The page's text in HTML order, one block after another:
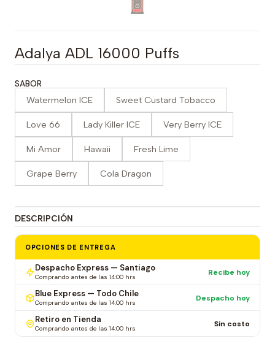
Adalya ADL 16000 Puffs
SABOR
Watermelon ICE Sweet Custard Tobacco
Love 66 Lady Killer ICE Very Berry ICE
Mi Amor Hawaii Fresh Lime
Grape Berry Cola Dragon
DESCRIPCIÓN
OPCIONES DE ENTREGA
Despacho Express — Santiago
Comprando antes de las 14:00 hrs Recibe hoy
Blue Express — Todo Chile
Comprando antes de las 14:00 hrs Despacho hoy
Retiro en Tienda
Comprando antes de las 14:00 hrs Sin costo